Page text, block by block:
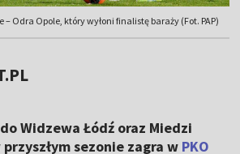
Odra Opole, który wyłoni finalistę baraży (Fot. PAP)
Widzewa Łódź oraz Miedzi
sezonie zagra w PKO